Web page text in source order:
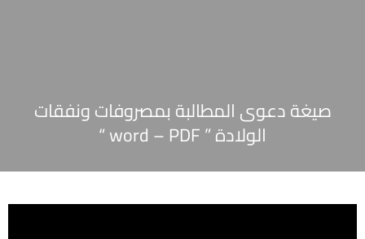
صيغة دعوى المطالبة بمصروفات ونفقات
الولادة ” word – PDF “